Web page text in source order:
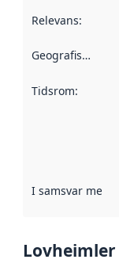
Relevans:
Geografisk område
Tidsrom:
I samsvar med
Lovheimler